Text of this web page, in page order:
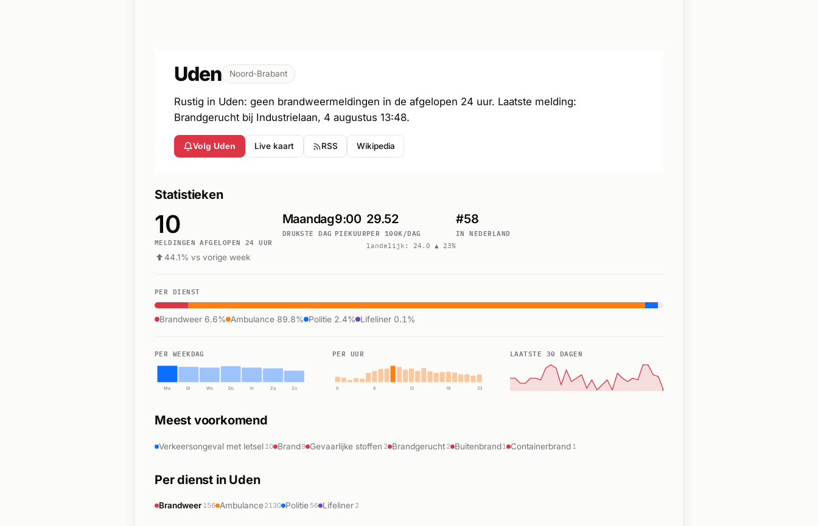
Uden Noord-Brabant
Rustig in Uden: geen brandweermeldingen in de afgelopen 24 uur. Laatste melding:
Brandgerucht bij Industrielaan, 4 augustus 13:48.
Volg Uden Live kaart RSS Wikipedia
Statistieken
10
MELDINGEN AFGELOPEN 24 UUR
44.1% vs vorige week
Maandag
DRUKSTE DAG
9:00
PIEKUUR
29.52
PER 100K/DAG
landelijk: 24.0 ▲ 23%
#58
IN NEDERLAND
PER DIENST
Brandweer 6.6% Ambulance 89.8% Politie 2.4% Lifeliner 0.1%
PER WEEKDAG
Ma Di Wo Do Vr Za Zo
PER UUR
0 6 12 18 23
LAATSTE 30 DAGEN
Meest voorkomend
Verkeersongeval met letsel 10 Brand9 Gevaarlijke stoffen 2 Brandgerucht 2 Buitenbrand1 Containerbrand 1
Per dienst in Uden
Brandweer 156 Ambulance2130 Politie 56 Lifeliner 2